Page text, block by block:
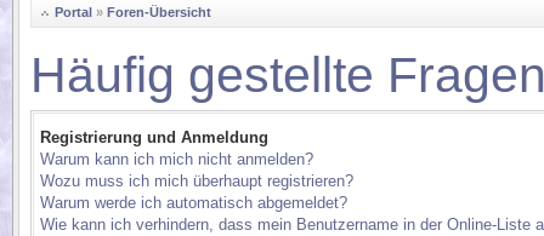
Portal » Foren-Übersicht
Häufig gestellte
Registrierung und Anmeldung
Warum kann ich mich nicht anmelden?
Wozu muss ich mich überhaupt registrieren?
Warum werde ich automatisch abgemeldet?
Wie kann ich verhindern, dass mein Benutzername in der Online-Liste